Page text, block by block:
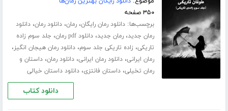
۳۵۰ صفحه
برچسب‌ها:دانلود رمان رایگان،رمان،دانلود رمان،دانلود
رمان جدید،رمان جدید،دانلود pdf رمان ، جلد سوم زاده
تاریکی، زاده تاریکی جلد سوم،دانلود رمان هیجان انگیز،
رمان ایرانی،دانلود رمان ایرانی،دانلود رمان،داستان و
رمان تخیلی،داستان فانتزی،دانلود داستان خیالی
دانلود کتاب